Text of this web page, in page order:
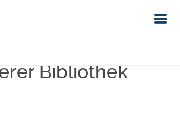
im Bestand
Bibliothek